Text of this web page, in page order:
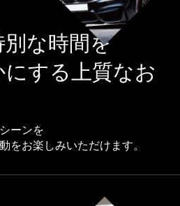
な時間を
にする上質なお
ーンを
をお楽しみいただけます。